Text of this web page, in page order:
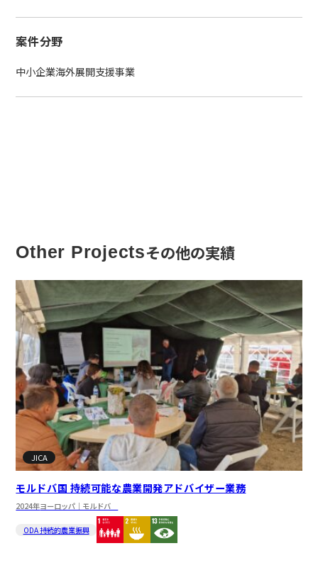
案件分野
中小企業海外展開支援事業
Other Projectsその他の実績
JICA
モルドバ国 持続可能な農業開発アドバイザー業務
2024年ヨーロッパ｜モルドバ
ODA 持続的農業振興